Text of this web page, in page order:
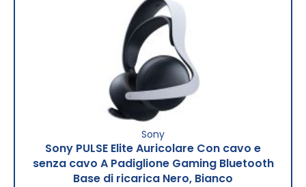
Sony
Sony PULSE Elite Auricolare Con cavo e
senza cavo A Padiglione Gaming Bluetooth
Base di ricarica Nero, Bianco